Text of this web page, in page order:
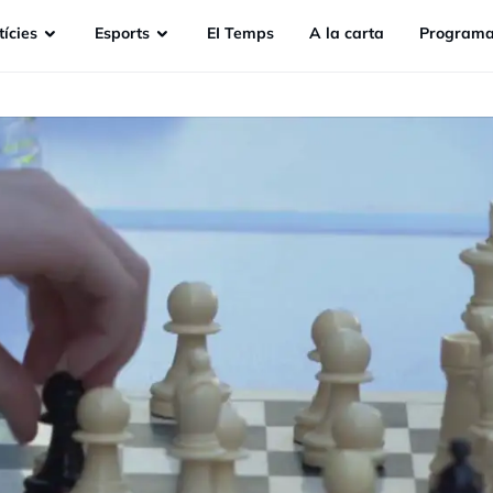
Esports EI Temps A la carta